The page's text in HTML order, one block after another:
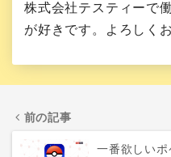
株式会社テスティーで
が好きです。よろしく
前の記事
一番欲しい